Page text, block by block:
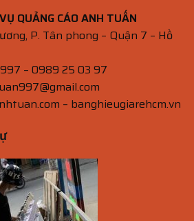
QUẢNG CÁO ANH TUẤN
P. Tân phong – Quận 7 – Hồ
– 0989 25 03 97
– banghieugiarehcm.vn